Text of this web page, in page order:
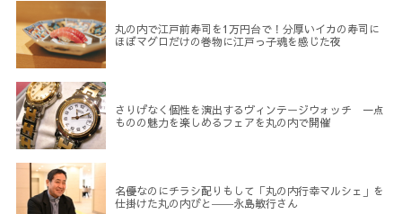
丸の内で江戸前寿司を1万円台で！分厚いイカの寿司に
ほぼマグロだけの巻物に江戸っ子魂を感じた夜
さりげなく個性を演出するヴィンテージウォッチ 一点
ものの魅力を楽しめるフェアを丸の内で開催
名優なのにチラシ配りもして「丸の内行幸マルシェ」を
仕掛けた丸の内びと――永島敏行さん